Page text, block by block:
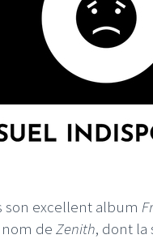
son excellent album
de Zenith, dont la